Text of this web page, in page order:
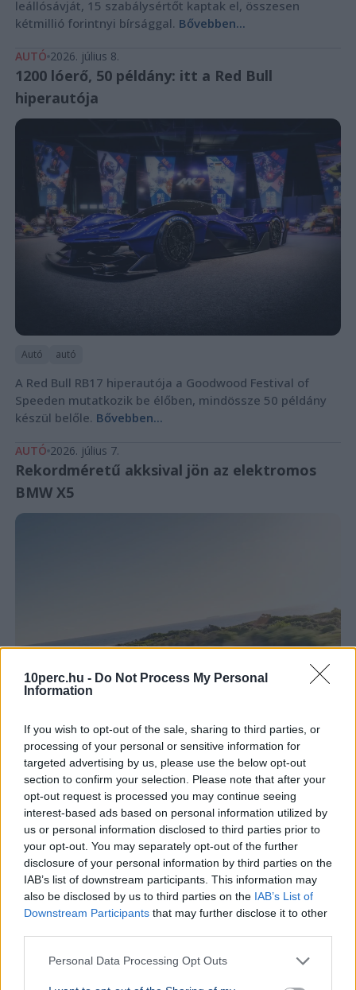
10perc.hu - Do Not Process My Personal
Information
If you wish to opt-out of the sale, sharing to third parties, or
processing of your personal or sensitive information for
targeted advertising by us, please use the below opt-out
section to confirm your selection. Please note that after your
opt-out request is processed you may continue seeing
interest-based ads based on personal information utilized by
us or personal information disclosed to third parties prior to
your opt-out. You may separately opt-out of the further
disclosure of your personal information by third parties on the
IAB’s list of downstream participants. This information may
also be disclosed by us to third parties on the IAB’s List of
Downstream Participants that may further disclose it to other
Personal Data Processing Opt Outs
leállósávját, 15 szabálysértőt kaptak el, összesen
kétmillió forintnyi bírsággal. Bővebben...
AUTÓ 2026. július 8.
1200 lóerő, 50 példány: itt a Red Bull
hiperautója
Autó autó
A Red Bull RB17 hiperautója a Goodwood Festival of
Speeden mutatkozik be élőben, mindössze 50 példány
készül belőle. Bővebben...
AUTÓ 2026. július 7.
Rekordméretű akksival jön az elektromos
BMW X5
Elektromos autó Autó autó
A BMW iX5 60 xDrive 141 kWh-s akkumulátora a márka
valaha készült legnagyobb telepe, amivel 845